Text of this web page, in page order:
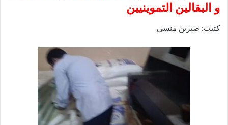
و البقالين التموينيين
كتبت: صبرين منسي